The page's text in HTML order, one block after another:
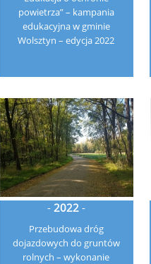
powietrza” – kampania
edukacyjna w gminie
Wolsztyn – edycja 2022
- 2022 -
Przebudowa dróg
dojazdowych do gruntów
rolnych – wykonanie